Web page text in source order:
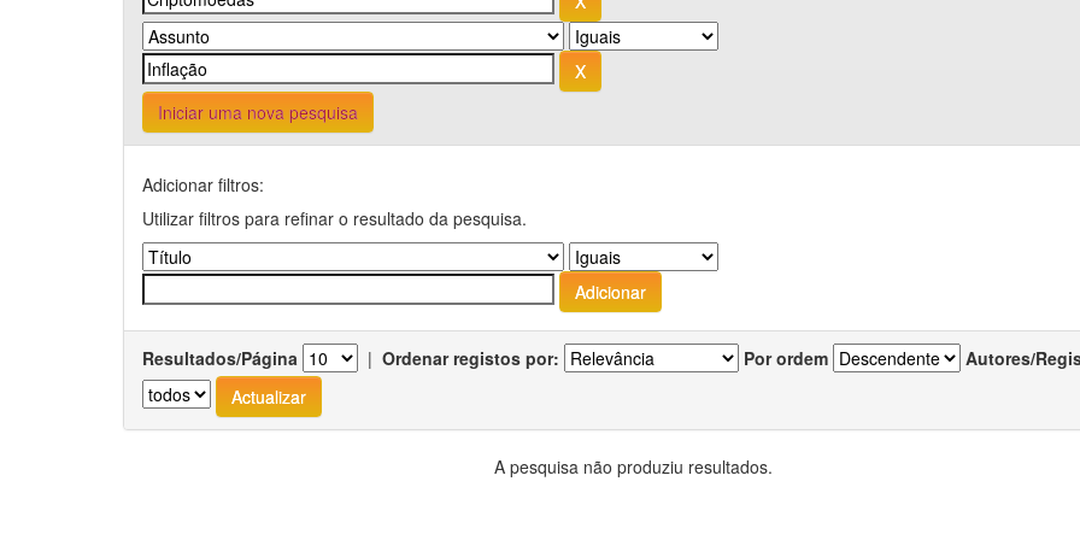
Iniciar uma nova pesquisa
Adicionar filtros:
Utilizar filtros para refinar o resultado da pesquisa.
Resultados/Página | Ordenar registos por: Por ordem Autores/
A pesquisa não produziu resultados.